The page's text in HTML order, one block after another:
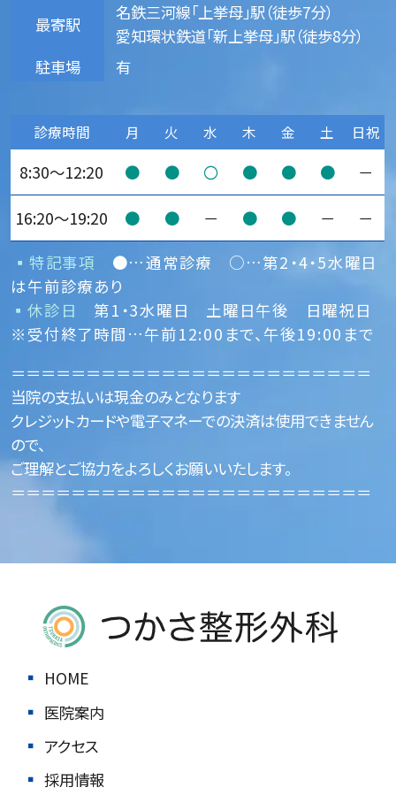
最寄駅
名鉄三河線「上挙母」駅（徒歩7分）
愛知環状鉄道「新上挙母」駅（徒歩8分）
駐車場
有
▪特記事項 ●…通常診療 ○…第2・4・5水曜日
は午前診療あり
▪休診日
第1・3水曜日 土曜日午後 日曜祝日
※受付終了時間…午前12:00まで、午後19:00まで
診療時間 月 火 水 木 金 土 日祝
8:30～12:20 ● ● 〇 ● ● ● －
16:20～19:20 ● ● － ● ● － －
＝＝＝＝＝＝＝＝＝＝＝＝＝＝＝＝＝＝＝＝＝＝＝＝
当院の支払いは現金のみとなります
クレジットカードや電子マネーでの決済は使用できません
ので、
ご理解とご協力をよろしくお願いいたします。
＝＝＝＝＝＝＝＝＝＝＝＝＝＝＝＝＝＝＝＝＝＝＝＝
HOME
医院案内
アクセス
採用情報